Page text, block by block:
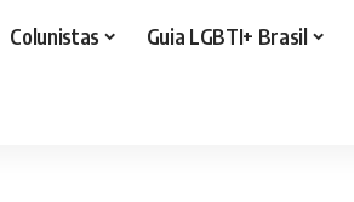
Colunistas Guia LGBTI+ Brasil